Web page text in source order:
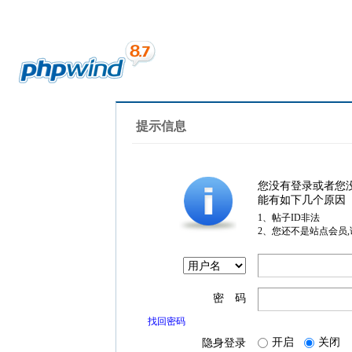
提示信息
您没有登录或者您
能有如下几个原因
1、帖子ID非法
2、您还不是站点会员
密 码
找回密码
隐身登录 开启 关闭